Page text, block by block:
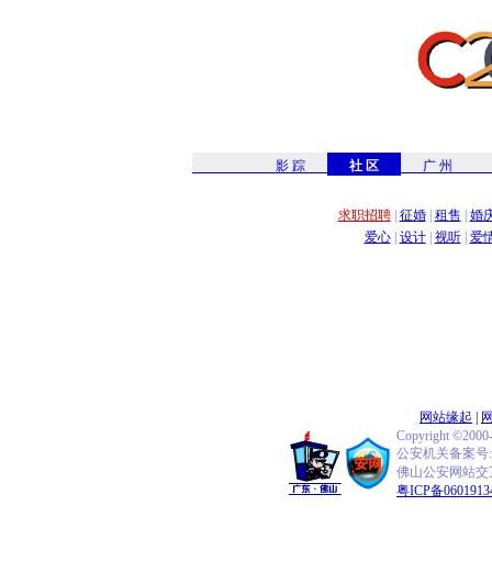
影 踪 社 区 广 州
求职招聘| 征婚| 租售
婚
爱心| 设计| 视听| 爱
网站缘起
Copyright
公安机关备案号
佛山公安网站交
粤ICP备